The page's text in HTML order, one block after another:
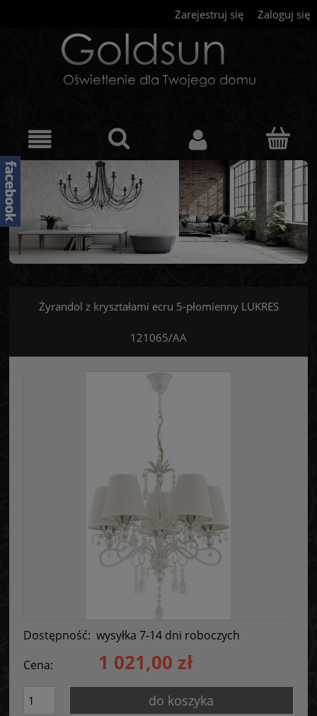
Zarejestruj się Zaloguj się
Żyrandol z kryształami ecru 5-płomienny LUKRES
121065/AA
Dostępność: wysyłka 7-14 dni roboczych
Cena:
1 021,00 zł
do koszyka